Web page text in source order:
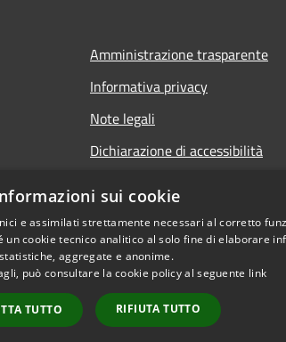
Amministrazione trasparente
Informativa privacy
Note legali
Dichiarazione di accessibilità
sui cookie
e assimilati strettamente necessari al corretto
un cookie tecnico analitico al solo fine di elaborare
statistiche, aggregate e anonime.
può consultare la cookie policy al seguente link
TUTTO RIFIUTA TUTTO